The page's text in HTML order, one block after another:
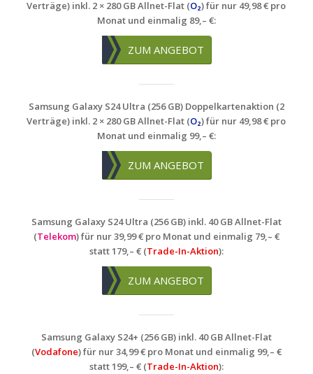
Verträge) inkl. 2 × 280 GB Allnet-Flat (O₂) für nur 49,98 € pro
Monat und einmalig 89,– €:
ZUM ANGEBOT
Samsung Galaxy S24 Ultra (256 GB) Doppelkartenaktion (2
Verträge) inkl. 2 × 280 GB Allnet-Flat (O₂) für nur 49,98 € pro
Monat und einmalig 99,– €:
ZUM ANGEBOT
Samsung Galaxy S24 Ultra (256 GB) inkl. 40 GB Allnet-Flat
(Telekom) für nur 39,99 € pro Monat und einmalig 79,– €
statt 179,– € (Trade-In-Aktion):
ZUM ANGEBOT
Samsung Galaxy S24+ (256 GB) inkl. 40 GB Allnet-Flat
(Vodafone) für nur 34,99 € pro Monat und einmalig 99,– €
statt 199,– € (Trade-In-Aktion):